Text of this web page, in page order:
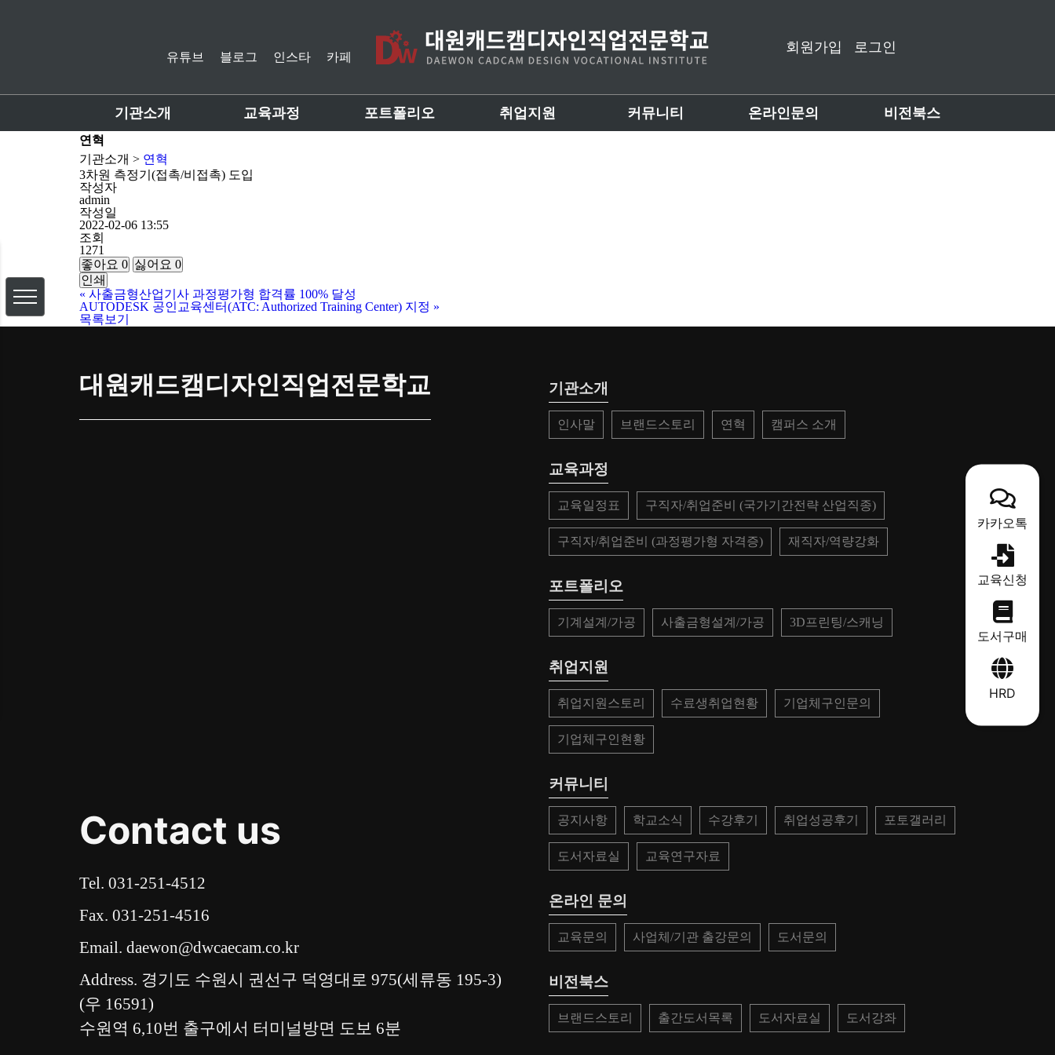
카카오톡
교육신청
도서구매
HRD
유튜브 블로그 인스타 카페
회원가입 로그인
기관소개 교육과정 포트폴리오 취업지원 커뮤니티 온라인문의 비전북스
연혁
기관소개 > 연혁
3차원 측정기(접촉/비접촉) 도입
작성자
admin
작성일
2022-02-06 13:55
조회
1271
좋아요 0 싫어요 0
인쇄
« 사출금형산업기사 과정평가형 합격률 100% 달성
AUTODESK 공인교육센터(ATC: Authorized Training Center) 지정 »
목록보기
대원캐드캠디자인직업전문학교
Contact us
Tel. 031-251-4512
Fax. 031-251-4516
Email. daewon@dwcaecam.co.kr
Address. 경기도 수원시 권선구 덕영대로 975(세류동 195-3)
(우 16591)
기관소개
인사말 브랜드스토리 연혁 캠퍼스 소개
교육과정
교육일정표 구직자/취업준비 (국가기간전략 산업직종)
구직자/취업준비 (과정평가형 자격증) 재직자/역량강화
포트폴리오
기계설계/가공 사출금형설계/가공 3D프린팅/스캐닝
취업지원
취업지원스토리 수료생취업현황 기업체구인문의
기업체구인현황
커뮤니티
공지사항 학교소식 수강후기 취업성공후기 포토갤러리
도서자료실 교육연구자료
온라인 문의
교육문의 사업체/기관 출강문의 도서문의
비전북스
브랜드스토리 출간도서목록 도서자료실 도서강좌